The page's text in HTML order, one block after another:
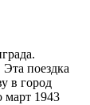
поездка
в город
март 1943